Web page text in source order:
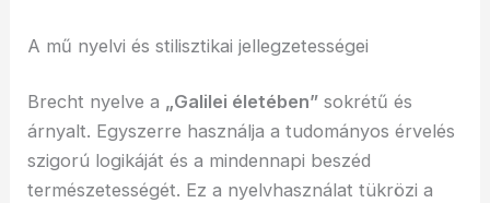
A mű nyelvi és stilisztikai jellegzetességei
Brecht nyelve a „Galilei életében” sokrétű és
árnyalt. Egyszerre használja a tudományos érvelés
szigorú logikáját és a mindennapi beszéd
természetességét. Ez a nyelvhasználat tükrözi a